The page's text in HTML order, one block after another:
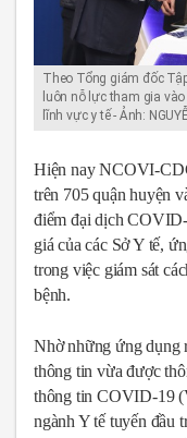
Theo Tổng giám đốc
luôn nỗ lực tham gia
lĩnh vực y tế - Ảnh:
Hiện nay NCOVI-
trên 705 quận huyện
điểm đại dịch
giá của các Sở Y tế,
trong việc giám sát
bệnh.
Nhờ những ứng dụng
thông tin vừa được
thông tin COVID-19
ngành Y tế tuyến đầu